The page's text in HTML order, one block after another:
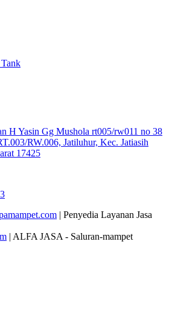
H Yasin Gg Mushola rt005/rw011 no 38
RW.006, Jatiluhur, Kec. Jatiasih
17425
| Penyedia Layanan Jasa
| ALFA JASA - Saluran-mampet